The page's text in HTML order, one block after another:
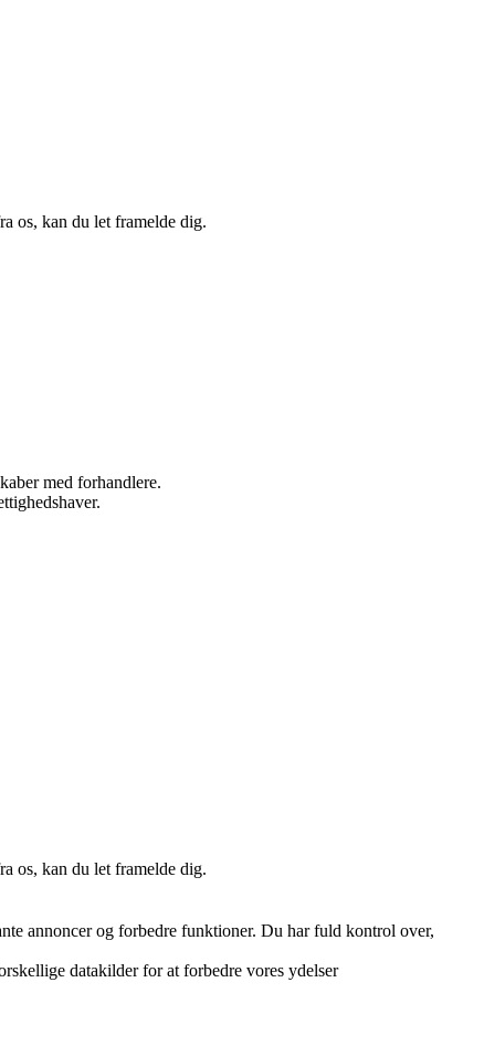
os, kan du let framelde dig.
med forhandlere.
os, kan du let framelde dig.
annoncer og forbedre funktioner. Du har fuld kontrol over,
datakilder for at forbedre vores ydelser